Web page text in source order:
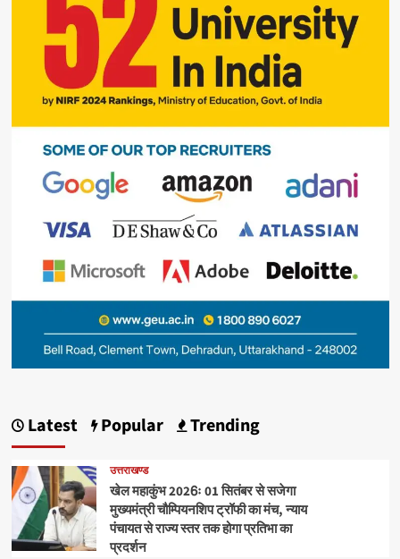
Latest Popular Trending
उत्तराखण्ड
खेल महाकुंभ 2026ः 01 सितंबर से सजेगा
मुख्यमंत्री चौम्पियनशिप ट्रॉफी का मंच, न्याय
पंचायत से राज्य स्तर तक होगा प्रतिभा का
प्रदर्शन